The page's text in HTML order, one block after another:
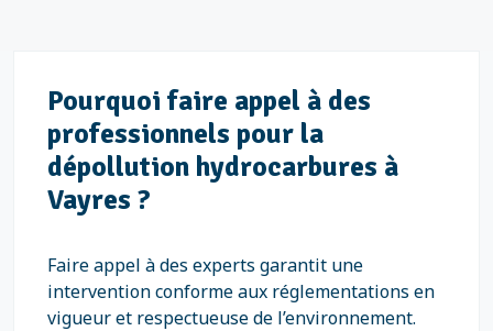
Pourquoi faire appel à des
professionnels pour la
dépollution hydrocarbures à
Vayres ?
Faire appel à des experts garantit une
intervention conforme aux réglementations en
vigueur et respectueuse de l’environnement.